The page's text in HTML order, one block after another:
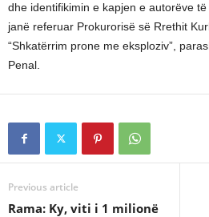
dhe identifikimin e kapjen e autorëve
janë referuar Prokurorisë së Rrethit
“Shkatërrim prone me eksploziv”,
Penal.
Previous article
Rama: Ky, viti i 1 milionë